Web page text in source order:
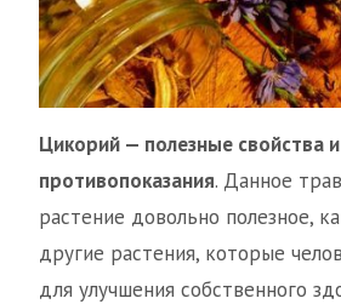
Цикорий — полезные свойства и
противопоказания. Данное
растение довольно полезное,
другие растения, которые
для улучшения собственного